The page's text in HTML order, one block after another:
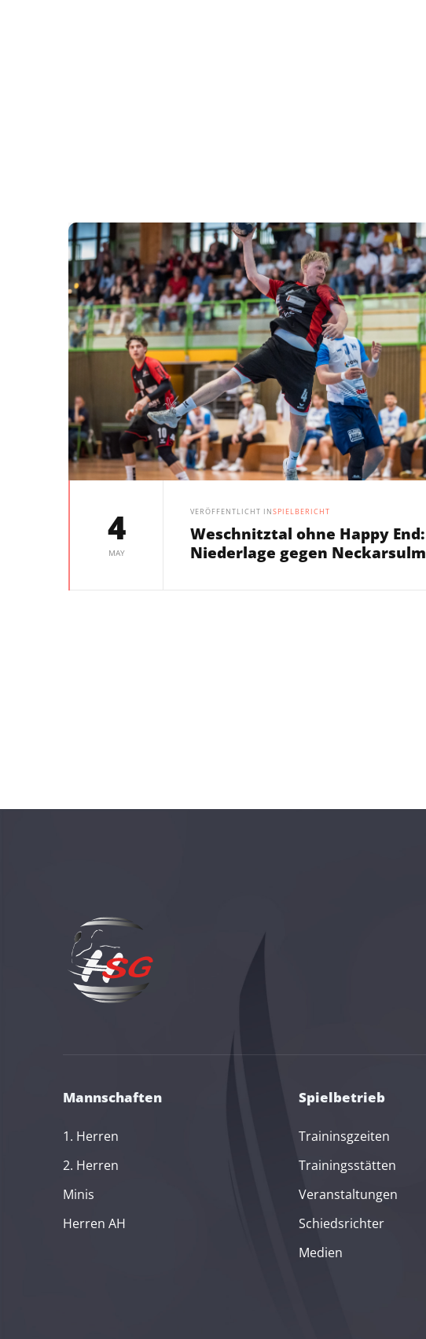
4
MAY
VERÖFFENTLICHT INSPIELBERICHT
Weschnitztal ohne Happy End:
Niederlage gegen Neckarsulm
Mannschaften
1. Herren
2. Herren
Minis
Herren AH
Spielbetrieb
Traininsgzeiten
Trainingsstätten
Veranstaltungen
Schiedsrichter
Medien